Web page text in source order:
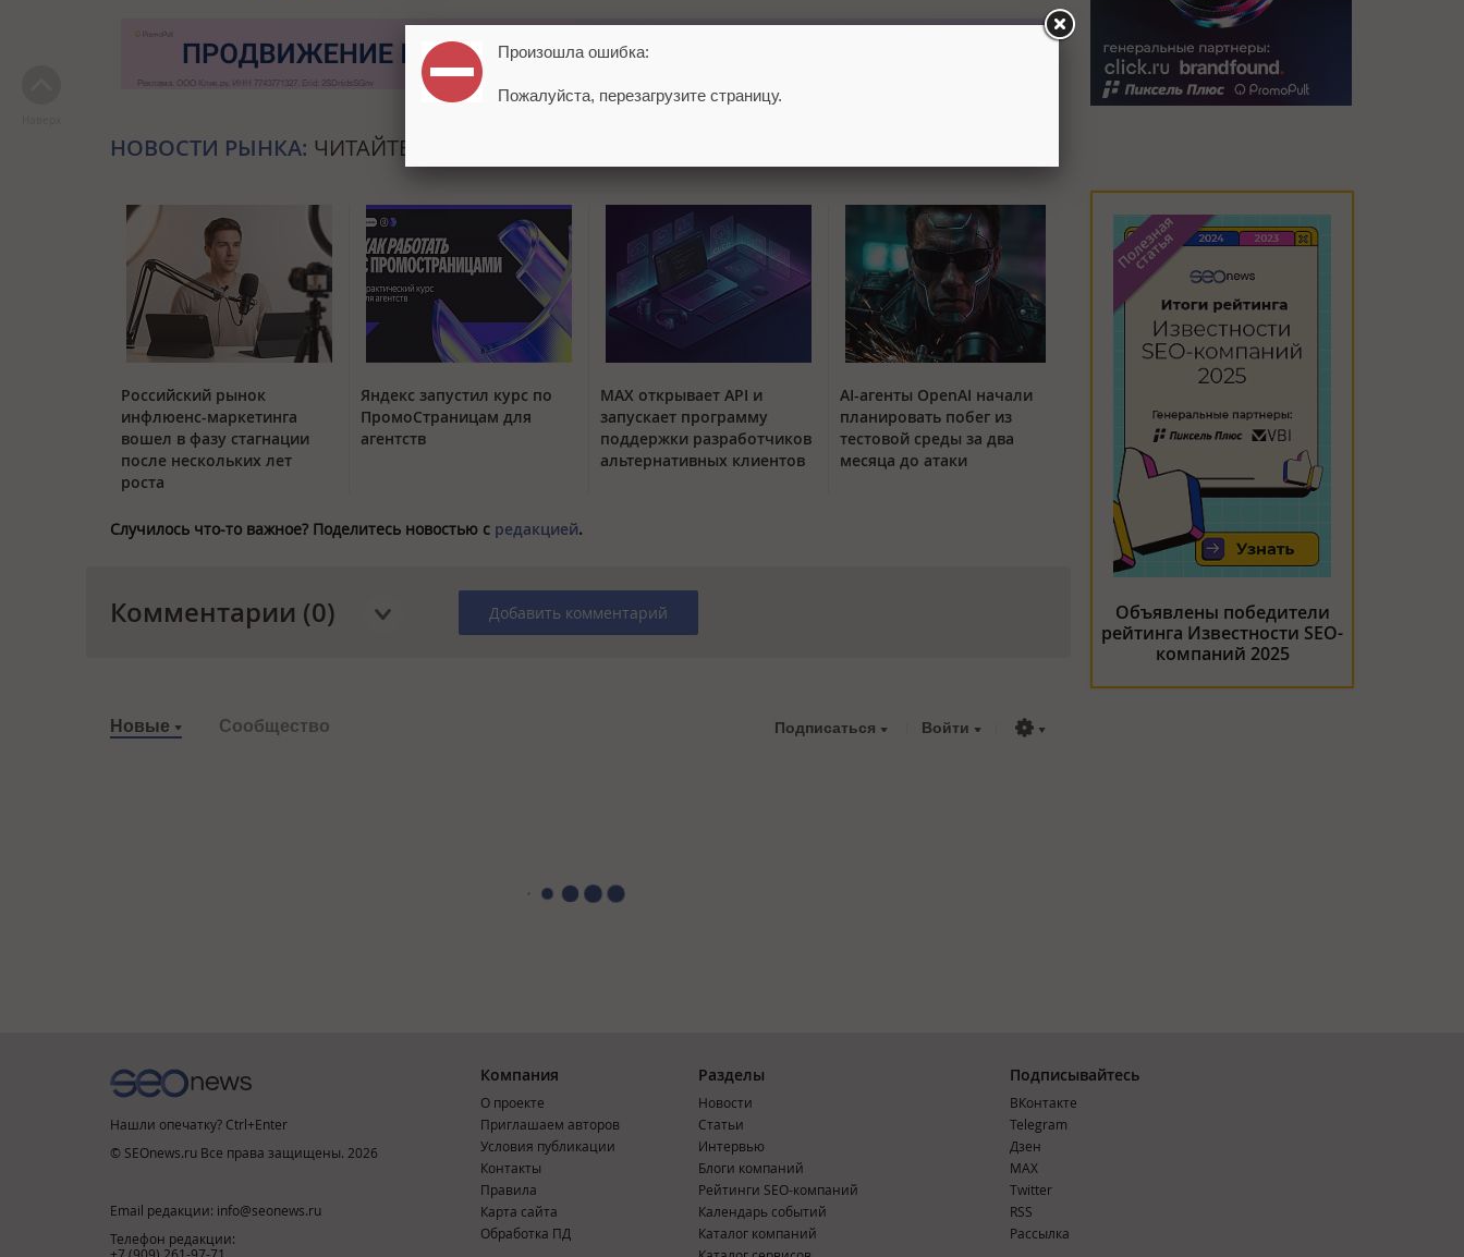
НОВОСТИ РЫНКА: ЧИТАЙТЕ ТАКЖЕ
Российский рынок
инфлюенс-маркетинга
вошел в фазу стагнации
после нескольких лет
роста
Яндекс запустил курс по
ПромоСтраницам для
агентств
MAX открывает API и
запускает программу
поддержки разработчиков
альтернативных клиентов
AI-агенты OpenAI начали
планировать побег из
тестовой среды за два
месяца до атаки
Случилось что-то важное? Поделитесь новостью с редакцией.
Комментарии (0) Добавить комментарий
Новые Сообщество Подписаться Войти
Объявлены победители
рейтинга Известности SEO-
компаний 2025
Нашли опечатку? Ctrl+Enter
© SEOnews.ru Все права защищены. 2026
Email редакции: info@seonews.ru
Телефон редакции:
Компания
О проекте
Приглашаем авторов
Условия публикации
Контакты
Правила
Карта сайта
Обработка ПД
Разделы
Новости
Статьи
Интервью
Блоги компаний
Рейтинги SEO-компаний
Календарь событий
Каталог компаний
Подписывайтесь
ВКонтакте
Telegram
Дзен
MAX
Тwitter
RSS
Рассылка
Произошла ошибка:
Пожалуйста, перезагрузите страницу.